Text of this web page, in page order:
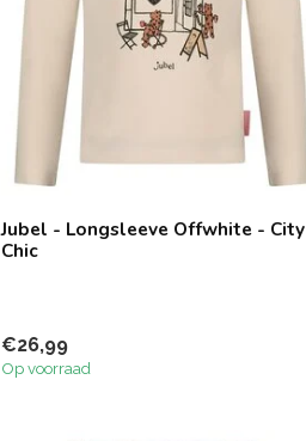
Jubel - Longsleeve Offwhite - City
Chic
€26,99
Op voorraad